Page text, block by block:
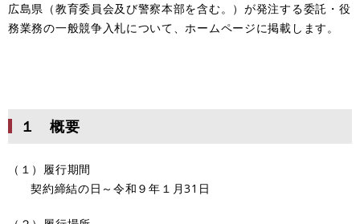
広島県（教育委員会及び警察本部を含む。）が発注する委託・役
務業務の一般競争入札について、ホームページに掲載します。
１ 概要
（１）履行期間
契約締結の日～令和９年１月31日